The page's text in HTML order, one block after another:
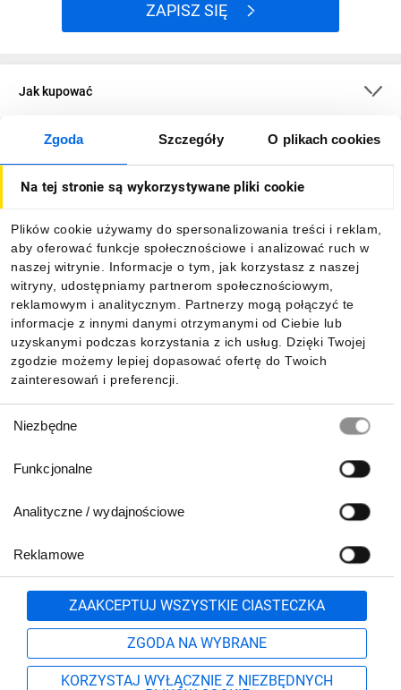
Zgoda Szczegóły O plikach cookies
Na tej stronie są wykorzystywane pliki cookie
Plików cookie używamy do spersonalizowania treści i reklam,
aby oferować funkcje społecznościowe i analizować ruch w
naszej witrynie. Informacje o tym, jak korzystasz z naszej
witryny, udostępniamy partnerom społecznościowym,
reklamowym i analitycznym. Partnerzy mogą połączyć te
informacje z innymi danymi otrzymanymi od Ciebie lub
uzyskanymi podczas korzystania z ich usług. Dzięki Twojej
zgodzie możemy lepiej dopasować ofertę do Twoich
zainteresowań i preferencji.
zgody
Niezbędne
Funkcjonalne
Analityczne / wydajnościowe
Reklamowe
ZAAKCEPTUJ WSZYSTKIE CIASTECZKA
ZGODA NA WYBRANE
KORZYSTAJ WYŁĄCZNIE Z NIEZBĘDNYCH
ZAPISZ SIĘ
Jak kupować
O firmie
Informacje
Pobierz naszą aplikację mobilną:
801 500 700 lub
71 37 61 600
Formularz kontaktowy